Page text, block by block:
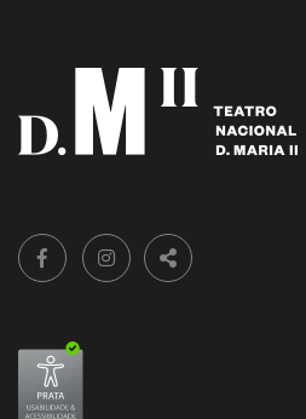
Siga-
nos:
FACEBOOK LIVRARIA DO
INSTAGRAM LIVRARIA
PARTILHAR